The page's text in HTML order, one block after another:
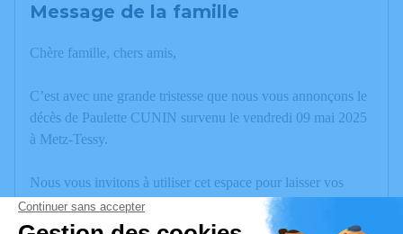
Message de la famille
Chère famille, chers amis,
C’est avec une grande tristesse que nous vous annonçons le
décès de Paulette CUNIN survenu le vendredi 09 mai 2025
à Metz-Tessy.
Nous vous invitons à utiliser cet espace pour laisser vos
condoléances, partager des photos souvenirs, une anecdote
ou exprimer vos pensées à travers des poèmes ou des textes.